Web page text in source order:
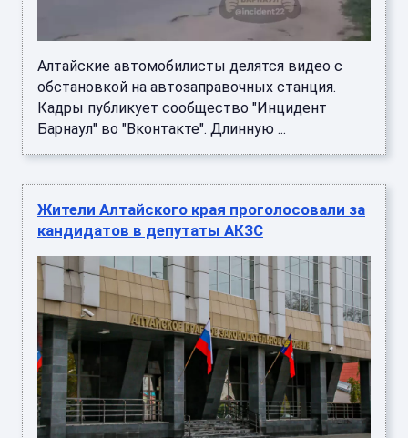
Алтайские автомобилисты делятся видео с
обстановкой на автозаправочных станция.
Кадры публикует сообщество "Инцидент
Барнаул" во "Вконтакте". Длинную ...
Жители Алтайского края проголосовали за
кандидатов в депутаты АКЗС